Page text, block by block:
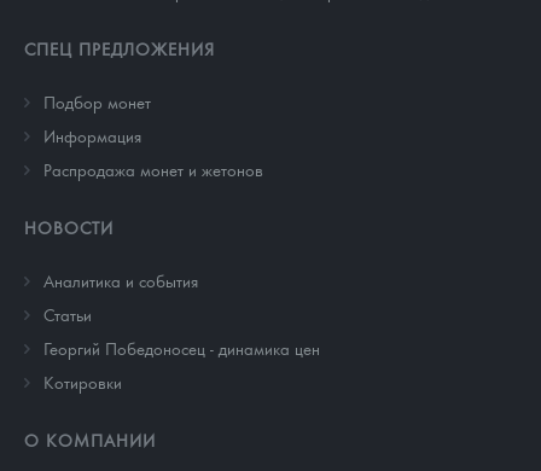
СПЕЦ ПРЕДЛОЖЕНИЯ
Подбор монет
Информация
Распродажа монет и жетонов
НОВОСТИ
Аналитика и события
Cтатьи
Георгий Победоносец - динамика цен
Котировки
О КОМПАНИИ